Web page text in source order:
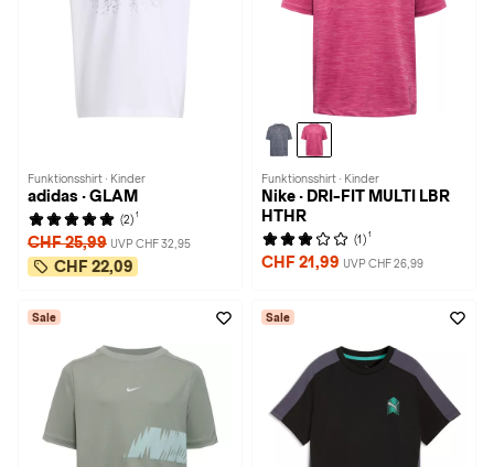
Funktionsshirt · Kinder
adidas · GLAM
(2) 1
CHF 25,99 UVP CHF 32,95
CHF 22,09
Funktionsshirt · Kinder
Nike · DRI-FIT MULTI LBR
HTHR
(1) 1
CHF 21,99 UVP CHF 26,99
Sale Sale